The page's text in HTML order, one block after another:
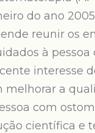
do ano
reunir os
à pessoa
interesse
melhorar a
com
científica e